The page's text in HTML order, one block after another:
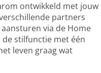
ontwikkeld met jouw
partners
via de Home
stilfunctie met één
leven graag wat